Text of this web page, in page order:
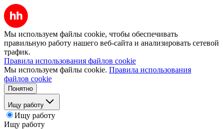
Мы используем файлы cookie, чтобы обеспечивать
правильную работу нашего веб-сайта и анализировать сетевой
трафик.
Правила использования файлов cookie
Мы используем файлы cookie. Правила использования
файлов cookie
Понятно
Ищу работу
Ищу работу
Ищу работу